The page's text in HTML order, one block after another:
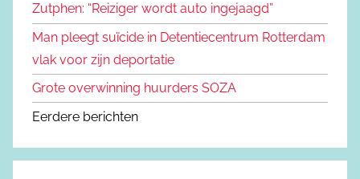
Zutphen: “Reiziger wordt auto ingejaagd”
Man pleegt suïcide in Detentiecentrum Rotterdam
vlak voor zijn deportatie
Grote overwinning huurders SOZA
Eerdere berichten